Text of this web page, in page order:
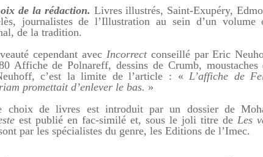
de la rédaction. Livres illustrés, Saint-Exupéry,
journalistes de l’Illustration au sein d’un volume
de la tradition.
cependant avec Incorrectconseillé par Eric
Affiche de Polnareff, dessins de Crumb,
c’est la limite de l’article : «L’affiche de
promettait d’enlever le bas. »
choix de livres est introduit par un dossier de
est publié en fac-similé et, sous le joli titre de Les
par les spécialistes du genre, les Editions de l’Imec.